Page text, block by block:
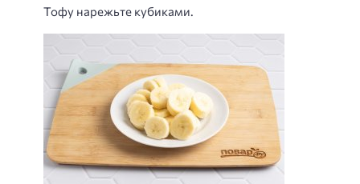
Тофу нарежьте кубиками.